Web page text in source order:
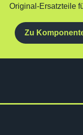
Original-Ersatzteile
Zu